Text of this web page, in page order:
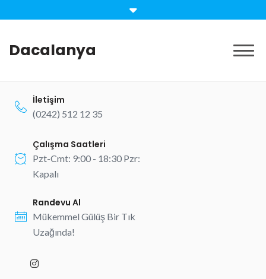
to
Dacalanya
İletişim
(0242) 512 12 35
Çalışma Saatleri
Pzt-Cmt: 9:00 - 18:30 Pzr:
Kapalı
Randevu Al
Mükemmel Gülüş Bir Tık
Uzağında!